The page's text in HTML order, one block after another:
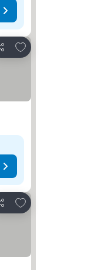
Ajouter à mes favoris
Ajouter à mes favoris